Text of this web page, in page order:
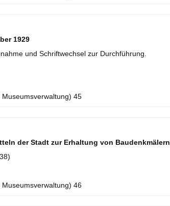
1929
und Schriftwechsel zur Durchführung.
45
der Stadt zur Erhaltung von Baudenkmälern
46